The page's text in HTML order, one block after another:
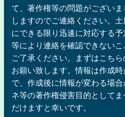
て、著作権等の問題がござい
しますのでご連絡ください。
にできる限り迅速に対応する
等により連絡を確認できないこ
ご了承ください。まずはこち
お願い致します。情報は作成
で、作成後に情報が変わる場
ネ等の著作権侵害目的として
だけますと幸いです。